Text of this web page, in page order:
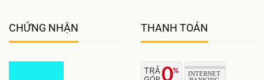
CHỨNG NHẬN THANH TOÁN